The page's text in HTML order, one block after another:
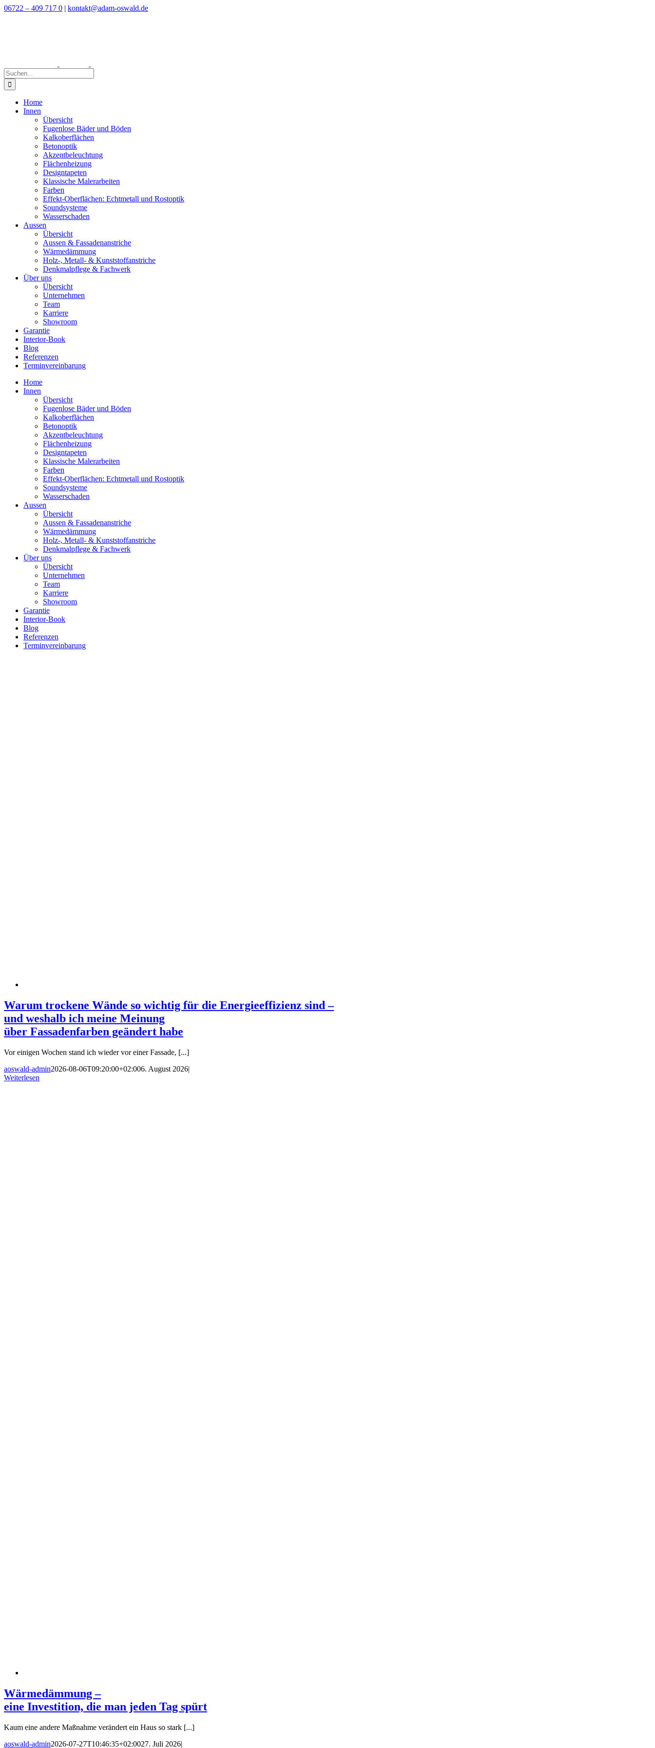
Zum
06722 – 409 717 0 | kontakt@adam-oswald.de
Suche
nach:
Home
Innen
Übersicht
Fugenlose Bäder und Böden
Kalkoberflächen
Betonoptik
Akzentbeleuchtung
Flächenheizung
Designtapeten
Klassische Malerarbeiten
Farben
Effekt-Oberflächen: Echtmetall und Rostoptik
Soundsysteme
Wasserschaden
Aussen
Übersicht
Aussen & Fassadenanstriche
Wärmedämmung
Holz-, Metall- & Kunststoffanstriche
Denkmalpflege & Fachwerk
Über uns
Übersicht
Unternehmen
Team
Karriere
Showroom
Garantie
Interior-Book
Blog
Referenzen
Terminvereinbarung
Home
Innen
Übersicht
Fugenlose Bäder und Böden
Kalkoberflächen
Betonoptik
Akzentbeleuchtung
Flächenheizung
Designtapeten
Klassische Malerarbeiten
Farben
Effekt-Oberflächen: Echtmetall und Rostoptik
Soundsysteme
Wasserschaden
Aussen
Übersicht
Aussen & Fassadenanstriche
Wärmedämmung
Holz-, Metall- & Kunststoffanstriche
Denkmalpflege & Fachwerk
Über uns
Übersicht
Unternehmen
Team
Karriere
Showroom
Garantie
Interior-Book
Blog
Referenzen
Terminvereinbarung
Warum trockene Wände so wichtig für die Energieeffizienz sind –
und weshalb ich meine Meinung
über Fassadenfarben geändert habe
Vor einigen Wochen stand ich wieder vor einer Fassade, [...]
aoswald-admin2026-08-06T09:20:00+02:006. August 2026|
Weiterlesen
Wärmedämmung –
eine Investition, die man jeden Tag spürt
Kaum eine andere Maßnahme verändert ein Haus so stark [...]
aoswald-admin2026-07-27T10:46:35+02:0027. Juli 2026|